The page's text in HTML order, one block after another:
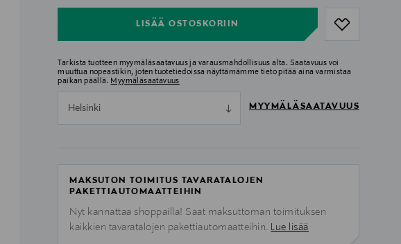
LISÄÄ OSTOSKORIIN
Tarkista tuotteen myymäläsaatavuus ja varausmahdollisuus alta. Saatavuus voi
muuttua nopeastikin, joten tuotetiedoissa näyttämämme tieto pitää aina varmistaa
paikan päällä. Myymäläsaatavuus
Helsinki MYYMÄLÄSAATAVUUS
MAKSUTON TOIMITUS TAVARATALOJEN
PAKETTIAUTOMAATTEIHIN
Nyt kannattaa shoppailla! Saat maksuttoman toimituksen
kaikkien tavaratalojen pakettiautomaatteihin. Lue lisää